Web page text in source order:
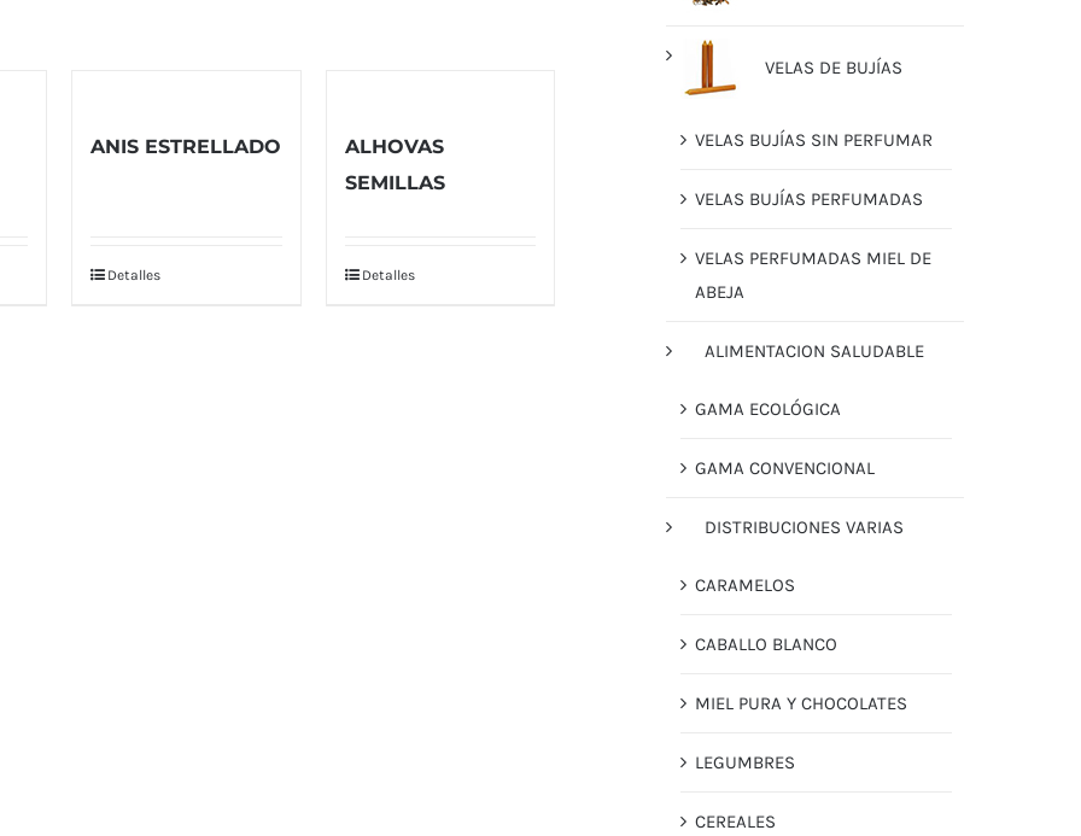
ANIS ESTRELLADO
Detalles
ALHOVAS
SEMILLAS
Detalles
VELAS DE BUJÍAS
VELAS BUJÍAS SIN PERFUMAR
VELAS BUJÍAS PERFUMADAS
VELAS PERFUMADAS MIEL DE
ABEJA
ALIMENTACION SALUDABLE
GAMA ECOLÓGICA
GAMA CONVENCIONAL
DISTRIBUCIONES VARIAS
CARAMELOS
CABALLO BLANCO
MIEL PURA Y CHOCOLATES
LEGUMBRES
CEREALES